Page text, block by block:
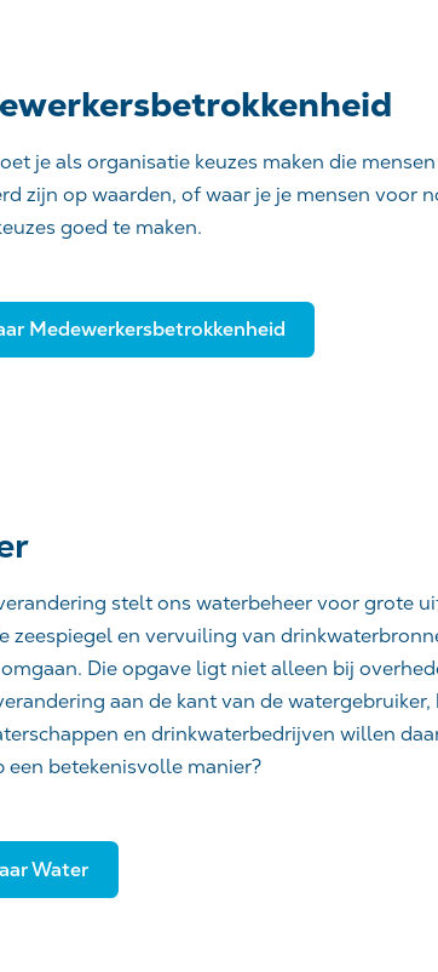
je als organisatie keuzes maken die
zijn op waarden, of waar je je mensen voor
goed te maken.
Medewerkersbetrokkenheid
stelt ons waterbeheer voor grote
zeespiegel en vervuiling van
Die opgave ligt niet alleen bij
aan de kant van de
en drinkwaterbedrijven willen
een betekenisvolle manier?
Water